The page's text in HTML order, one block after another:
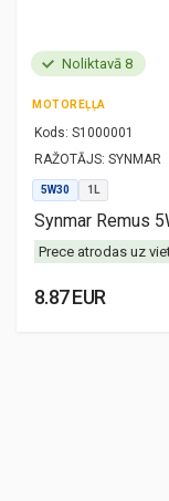
Noliktavā 8
MOTOREĻĻA
Kods: S1000001
RAŽOTĀJS: SYNMAR
5W30 1L
Synmar Remus
Prece atrodas uz
8.87 EUR